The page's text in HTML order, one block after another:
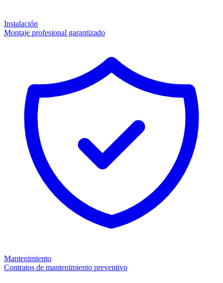
Instalación
Montaje profesional garantizado
Mantenimiento
Contratos de mantenimiento preventivo